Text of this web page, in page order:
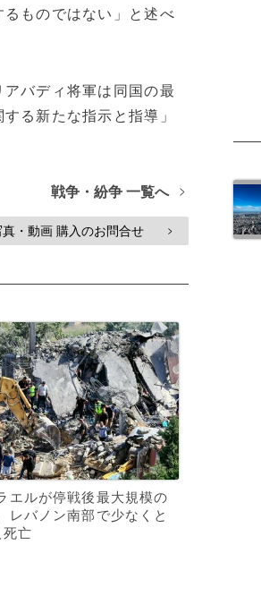
ものではない」と述べ
バディ将軍は同国の最
る新たな指示と指導」
戦争・紛争 一覧へ >
・動画 購入のお問合せ >
エルが停戦後最大規模の
レバノン南部で少なくと
死亡